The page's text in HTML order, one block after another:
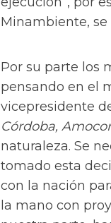
Minambiente, se
Por su parte los
pensando en el
vicepresidente
Córdoba,
naturaleza. Se
tomado esta
con la nación
la mano con